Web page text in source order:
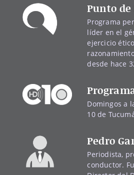
Punto
Programa
líder en el
ejercicio
desde hace
Domingos a
10 de
Pedro
Periodista,
conductor.